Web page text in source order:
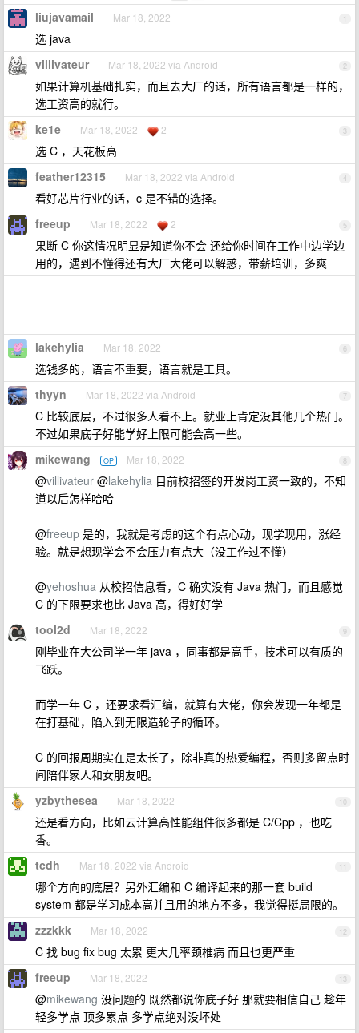
1
liujavamail Mar 18, 2022
选 java
2
villivateur Mar 18, 2022 via Android
如果计算机基础扎实，而且去大厂的话，所有语言都是一样的，
选工资高的就行。
3
ke1e Mar 18, 2022 2
选 C ，天花板高
4
feather12315 Mar 18, 2022 via Android
看好芯片行业的话，c 是不错的选择。
5
freeup Mar 18, 2022 2
果断 C 你这情况明显是知道你不会 还给你时间在工作中边学边
用的，遇到不懂得还有大厂大佬可以解惑，带薪培训，多爽
6
lakehylia Mar 18, 2022
选钱多的，语言不重要，语言就是工具。
7
thyyn Mar 18, 2022 via Android
C 比较底层，不过很多人看不上。就业上肯定没其他几个热门。
不过如果底子好能学好上限可能会高一些。
8
mikewang OP Mar 18, 2022
@villivateur @lakehylia 目前校招签的开发岗工资一致的，不知
道以后怎样哈哈
@freeup 是的，我就是考虑的这个有点心动，现学现用，涨经
验。就是想现学会不会压力有点大（没工作过不懂）
@yehoshua 从校招信息看，C 确实没有 Java 热门，而且感觉
C 的下限要求也比 Java 高，得好好学
9
tool2d Mar 18, 2022
刚毕业在大公司学一年 java ，同事都是高手，技术可以有质的
飞跃。
而学一年 C ，还要求看汇编，就算有大佬，你会发现一年都是
在打基础，陷入到无限造轮子的循环。
C 的回报周期实在是太长了，除非真的热爱编程，否则多留点时
间陪伴家人和女朋友吧。
10
yzbythesea Mar 18, 2022
还是看方向，比如云计算高性能组件很多都是 C/Cpp ，也吃
香。
11
tcdh Mar 18, 2022 via Android
哪个方向的底层？另外汇编和 C 编译起来的那一套 build
system 都是学习成本高并且用的地方不多，我觉得挺局限的。
12
zzzkkk Mar 18, 2022
C 找 bug fix bug 太累 更大几率颈椎病 而且也更严重
13
freeup Mar 18, 2022
@mikewang 没问题的 既然都说你底子好 那就要相信自己 趁年
轻多学点 顶多累点 多学点绝对没坏处